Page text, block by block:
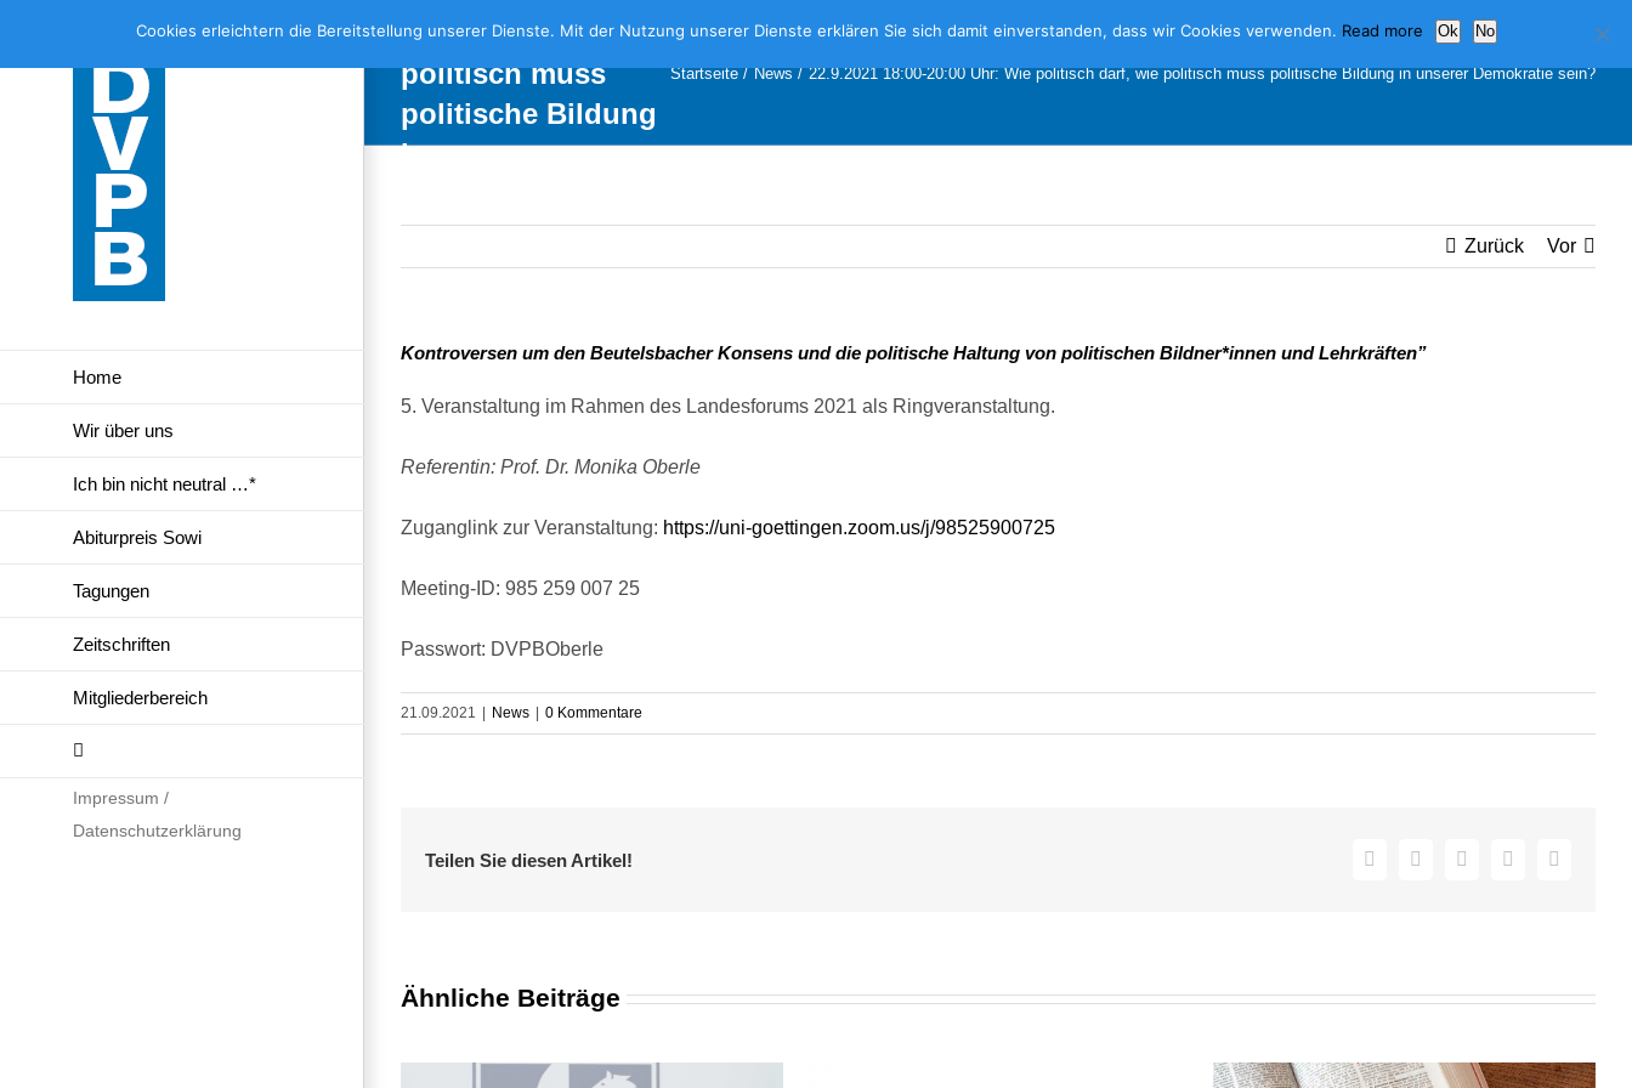
Home
Wir über uns
Ich bin nicht neutral …*
Abiturpreis Sowi
Tagungen
Zeitschriften
Mitgliederbereich
Impressum /
Datenschutzerklärung
politisch darf, wie
politisch muss
politische Bildung
in unserer
Startseite News 22.9.2021 18:00-20:00 Uhr: Wie politisch darf, wie politisch muss politische Bildung in unserer Demokratie sein?
Zurück Vor
Kontroversen um den Beutelsbacher Konsens und die politische Haltung von politischen Bildner*innen und Lehrkräften”
5. Veranstaltung im Rahmen des Landesforums 2021 als Ringveranstaltung.
Referentin: Prof. Dr. Monika Oberle
Zuganglink zur Veranstaltung: https://uni-goettingen.zoom.us/j/98525900725
Meeting-ID: 985 259 007 25
Passwort: DVPBOberle
21.09.2021 News 0 Kommentare
Teilen Sie diesen Artikel! Facebook
X PinterestVk
E-
Ähnliche Beiträge
Cookies erleichtern die Bereitstellung unserer Dienste. Mit der Nutzung unserer Dienste erklären Sie sich damit einverstanden, dass wir Cookies verwenden. Read more Ok No